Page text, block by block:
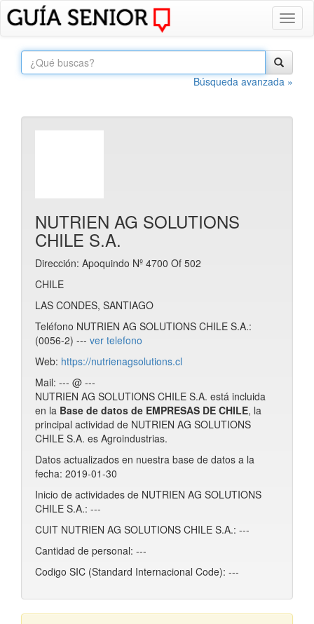
Búsqueda avanzada »
NUTRIEN AG SOLUTIONS
CHILE S.A.
Dirección: Apoquindo Nº 4700 Of 502
CHILE
LAS CONDES, SANTIAGO
Teléfono NUTRIEN AG SOLUTIONS CHILE S.A.:
(0056-2) --- ver telefono
Web: https://nutrienagsolutions.cl
Mail: --- @ ---
NUTRIEN AG SOLUTIONS CHILE S.A. está incluida
en la Base de datos de EMPRESAS DE CHILE, la
principal actividad de NUTRIEN AG SOLUTIONS
CHILE S.A. es Agroindustrias.
Datos actualizados en nuestra base de datos a la
fecha: 2019-01-30
Inicio de actividades de NUTRIEN AG SOLUTIONS
CHILE S.A.: ---
CUIT NUTRIEN AG SOLUTIONS CHILE S.A.: ---
Cantidad de personal: ---
Codigo SIC (Standard Internacional Code): ---